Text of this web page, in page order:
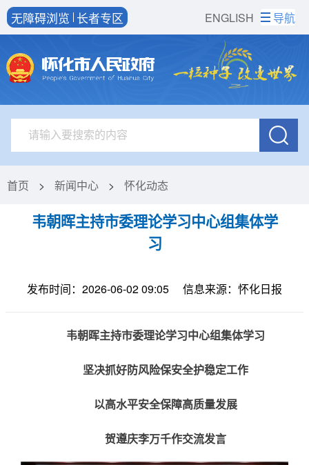
ENGLISH
无障碍浏览 长者专区 导航
首页 > 新闻中心 > 怀化动态
韦朝晖主持市委理论学习中心组集体学
习
发布时间：2026-06-02 09:05 信息来源：怀化日报
韦朝晖主持市委理论学习中心组集体学习
坚决抓好防风险保安全护稳定工作
以高水平安全保障高质量发展
贺遵庆李万千作交流发言